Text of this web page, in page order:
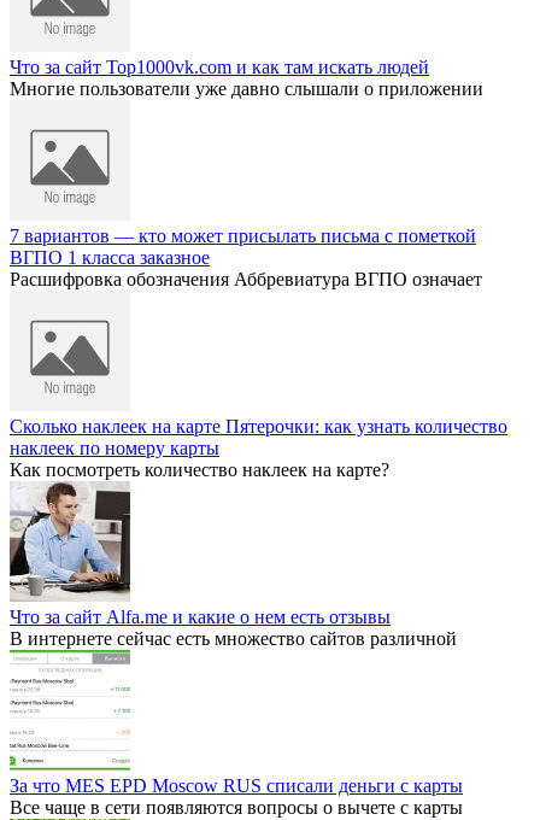
Что за сайт Top1000vk.com и как там искать людей
Многие пользователи уже давно слышали о приложении
7 вариантов — кто может присылать письма с пометкой
ВГПО 1 класса заказное
Расшифровка обозначения Аббревиатура ВГПО означает
Сколько наклеек на карте Пятерочки: как узнать количество
наклеек по номеру карты
Как посмотреть количество наклеек на карте?
Что за сайт Alfa.me и какие о нем есть отзывы
В интернете сейчас есть множество сайтов различной
За что MES EPD Moscow RUS списали деньги с карты
Все чаще в сети появляются вопросы о вычете с карты